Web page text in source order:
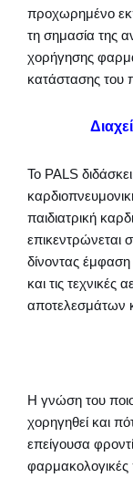
προχωρημένο
τη σημασία της
χορήγησης
κατάστασης του
Το PALS
παιδιατρική
δίνοντας
και τις τεχνικές
αποτελεσμάτων
Η γνώση του
χορηγηθεί και
επείγουσα